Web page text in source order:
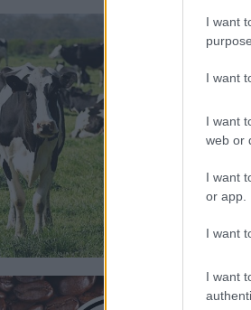
I want
I want
I want
web or
I want
or app.
I want
I want